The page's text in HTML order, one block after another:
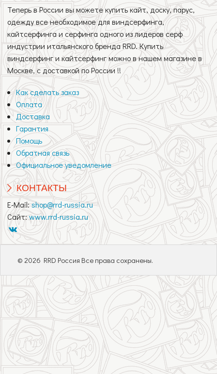
Теперь в России вы можете купить кайт, доску, парус,
одежду все необходимое для виндсерфинга,
кайтсерфинга и серфинга одного из лидеров серф
индустрии итальянского бренда RRD. Купить
виндсерфинг и кайтсерфинг можно в нашем магазине в
Москве, с доставкой по России !!
Как сделать заказ
Оплата
Доставка
Гарантия
Помощь
Обратная связь
Официальное уведомление
КОНТАКТЫ
E-Mail:shop@rrd-russia.ru
Сайт:www.rrd-russia.ru
© 2026 RRD Россия Все права сохранены.